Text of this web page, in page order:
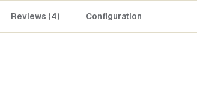
Reviews (4) Configuration